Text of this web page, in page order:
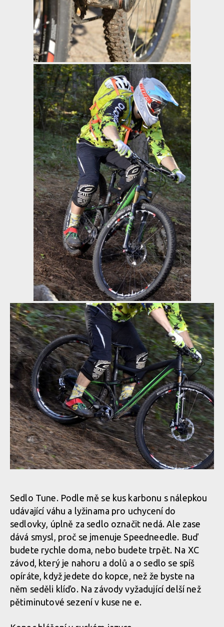
Sedlo Tune. Podle mě se kus karbonu s nálepkou
udávající váhu a lyžinama pro uchycení do
sedlovky, úplně za sedlo označit nedá. Ale zase
dává smysl, proč se jmenuje Speedneedle. Buď
budete rychle doma, nebo budete trpět. Na XC
závod, který je nahoru a dolů a o sedlo se spíš
opíráte, když jedete do kopce, než že byste na
něm seděli klíďo. Na závody vyžadující delší než
pětiminutové sezení v kuse ne e.